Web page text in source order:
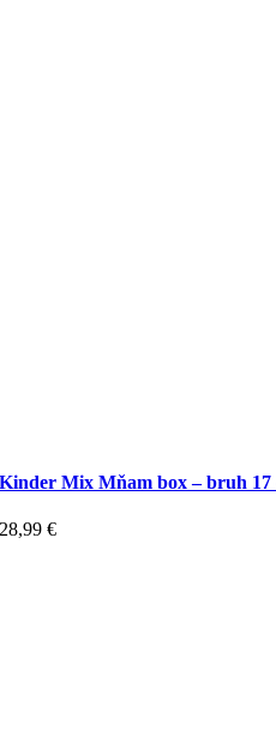
Kinder Mix Mňam box – bruh 17
28,99€